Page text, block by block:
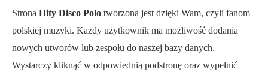
Strona Hity Disco Polo tworzona jest dzięki Wam, czyli fanom
polskiej muzyki. Każdy użytkownik ma możliwość dodania
nowych utworów lub zespołu do naszej bazy danych.
Wystarczy kliknąć w odpowiednią podstronę oraz wypełnić